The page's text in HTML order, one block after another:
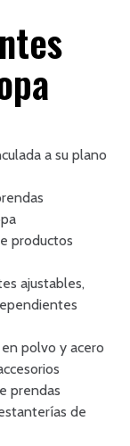
a su plano
productos
ajustables,
polvo y acero
prendas
de